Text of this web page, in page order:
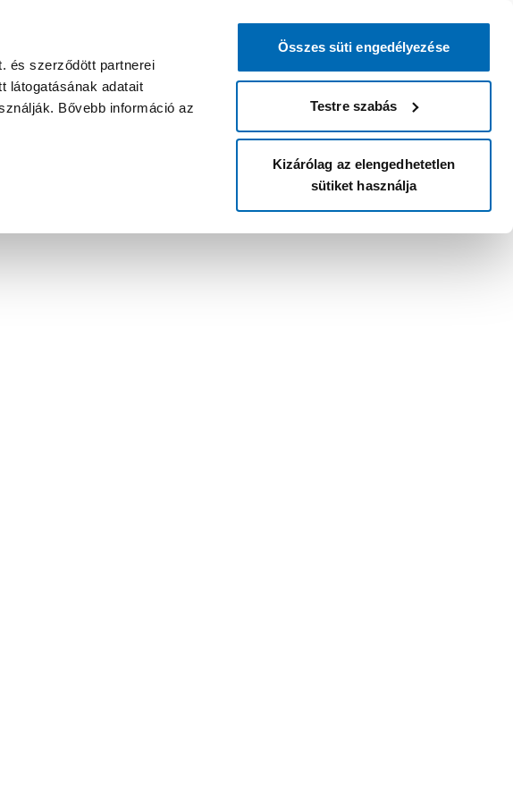
és szerződött partnerei
látogatásának adatait
Bővebb információ az
Összes süti engedélyezése
Testre szabás
Kizárólag az elengedhetetlen
sütiket használja